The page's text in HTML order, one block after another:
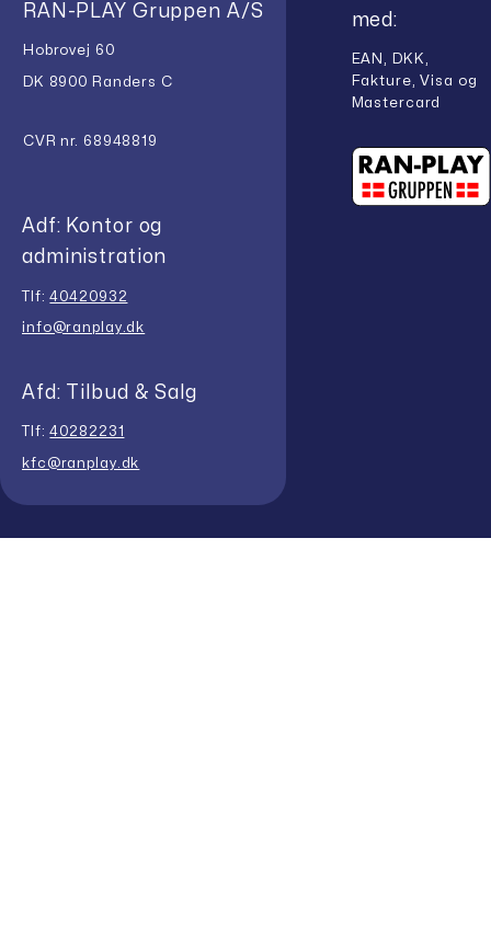
RAN-PLAY Gruppen A/S
Hobrovej 60
DK 8900 Randers C
CVR nr. 68948819
Adf: Kontor og
administration
Tlf:40420932
info@ranplay.dk
Afd: Tilbud & Salg
Tlf:40282231
kfc@ranplay.dk
med:
EAN, DKK,
Fakture, Visa og
Mastercard